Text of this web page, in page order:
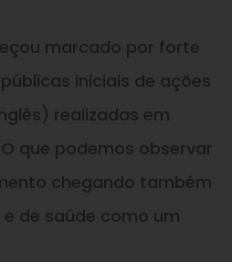
marcado por forte
iniciais de ações
realizadas em
que podemos observar
chegando também
de saúde como um